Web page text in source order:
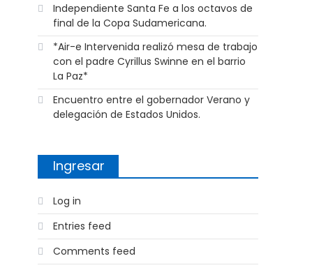
Independiente Santa Fe a los octavos de
final de la Copa Sudamericana.
*Air-e Intervenida realizó mesa de trabajo
con el padre Cyrillus Swinne en el barrio
La Paz*
Encuentro entre el gobernador Verano y
delegación de Estados Unidos.
Ingresar
Log in
Entries feed
Comments feed